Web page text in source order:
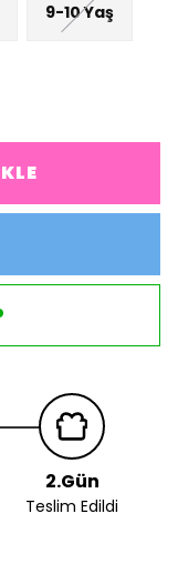
9-10 Yaş
2.Gün
Teslim Edildi